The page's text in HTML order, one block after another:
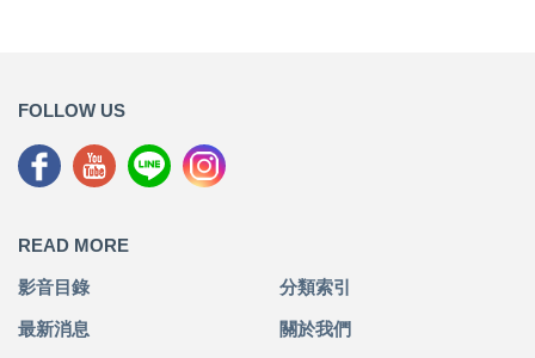
FOLLOW US
READ MORE
影音目錄 分類索引
最新消息 關於我們